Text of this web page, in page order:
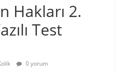
Hakları 2.
Test
0 yorum